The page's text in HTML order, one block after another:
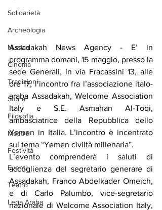
Solidarietà
Archeologia
Musica
Cinema
Tradizioni
Storia
Filosofia
Mostre
Festività
Eventi
Teatro
Lega Araba
Assadakah News Agency - E’ in
programma domani, 15 maggio, presso la
sede Generali, in via Fracassini 13, alle
ore 17, l’incontro fra l’associazione italo-
araba Assadakah, Welcome Association
Italy e S.E. Asmahan Al-Toqi,
ambasciatrice della Repubblica dello
Yemen in Italia. L’incontro è incentrato
sul tema “Yemen civiltà millenaria”.
L’evento comprenderà i saluti di
accoglienza del segretario generare di
Assadakah, Franco Abdelkader Omeich,
e di Carlo Palumbo, vice-segretario
nazionale di Welcome Association Italy,